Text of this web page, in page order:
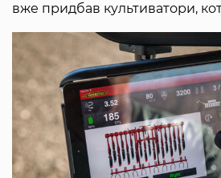
вже придбав культиватори,